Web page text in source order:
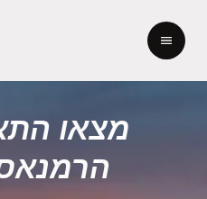
מצאו